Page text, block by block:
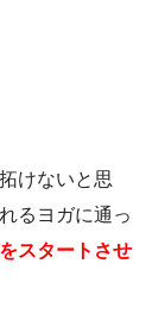
けないと思
るヨガに通っ
スタートさせ